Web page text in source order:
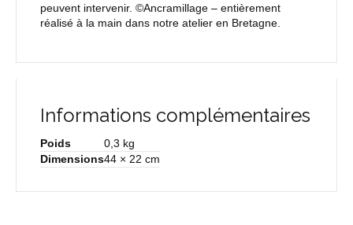
peuvent intervenir. ©Ancramillage – entièrement
réalisé à la main dans notre atelier en Bretagne.
Informations complémentaires
Poids
0,3 kg
Dimensions44 × 22 cm